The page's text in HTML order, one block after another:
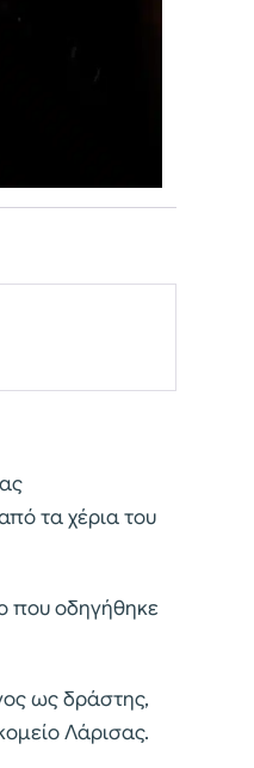
τα χέρια του
που οδηγήθηκε
ως δράστης,
Λάρισας.